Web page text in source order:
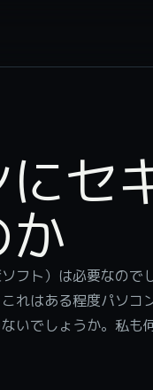
セ
フト）は必要なので
れはある程度パソコ
いでしょうか。私も